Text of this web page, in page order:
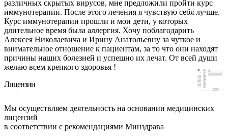
различных скрытых вирусов, мне предложили пройти курс
иммунотерапии. После этого лечения я чувствую себя лучше.
Курс иммунотерапии прошли и мои дети, у которых
длительное время была аллергия. Хочу поблагодарить
Алексея Николаевича и Ирину Анатольевну за чуткое и
внимательное отношение к пациентам, за то что они находят
причины наших болезней и успешно их лечат. От всей души
желаю всем крепкого здоровья !
Лицензии
Мы осуществляем деятельность на основании медицинских
лицензий
в соответствии с рекомендациями Минздрава